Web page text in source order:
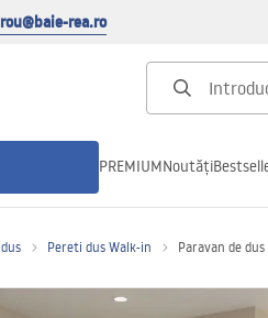
rea.ro
PREMIUMNoutăți
Pereti dus Walk-in Paravan de